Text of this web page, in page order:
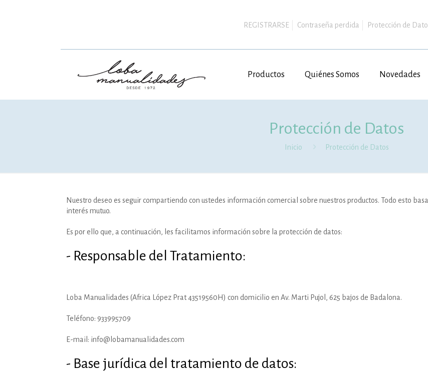
REGISTRARSE Contraseña perdida Protección de
Productos Quiénes Somos Novedades
Protección de Datos
Inicio Protección de Datos
Nuestro deseo es seguir compartiendo con ustedes información comercial sobre nuestros productos. Todo esto
interés mutuo.
Es por ello que, a continuación, les facilitamos información sobre la protección de datos:
- Responsable del Tratamiento:
Loba Manualidades (Africa López Prat 43519560H) con domicilio en Av. Marti Pujol, 625 bajos de Badalona.
Teléfono: 933995709
E-mail: info@lobamanualidades.com
- Base jurídica del tratamiento de datos: